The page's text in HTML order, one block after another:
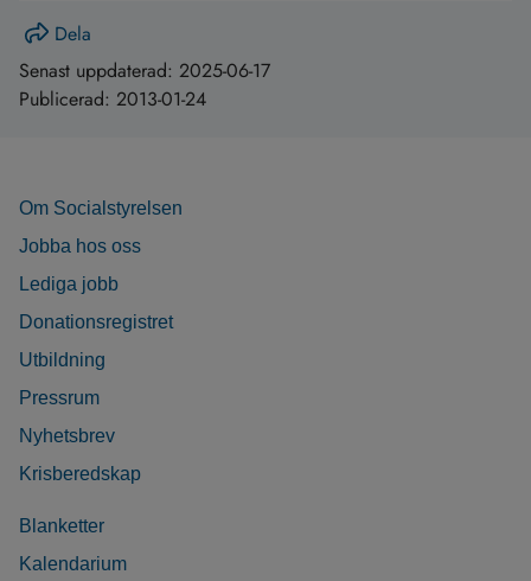
Dela
Senast uppdaterad: 2025-06-17
Publicerad: 2013-01-24
Om Socialstyrelsen
Jobba hos oss
Lediga jobb
Donationsregistret
Utbildning
Pressrum
Nyhetsbrev
Krisberedskap
Blanketter
Kalendarium